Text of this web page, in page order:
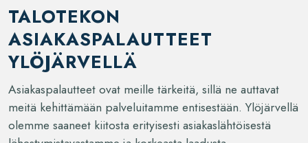
TALOTEKON
ASIAKASPALAUTTEET
YLÖJÄRVELLÄ
Asiakaspalautteet ovat meille tärkeitä, sillä ne auttavat
meitä kehittämään palveluitamme entisestään. Ylöjärvellä
olemme saaneet kiitosta erityisesti asiakaslähtöisestä